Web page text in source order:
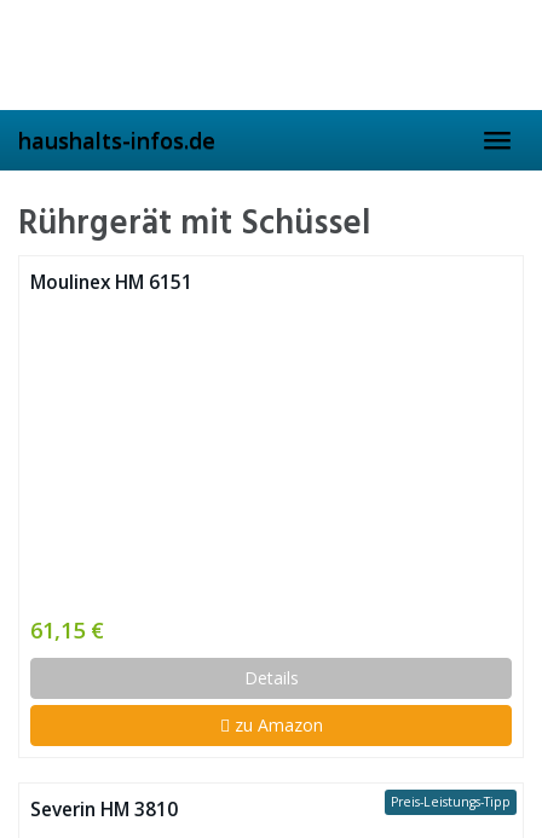
haushalts-infos.de
Rührgerät mit Schüssel
Moulinex HM 6151
61,15 €
Details
zu Amazon
Preis-Leistungs-Tipp
Severin HM 3810